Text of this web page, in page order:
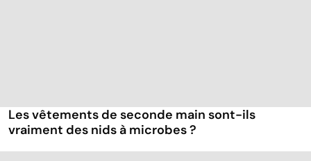
Les vêtements de seconde main sont-ils
vraiment des nids à microbes ?